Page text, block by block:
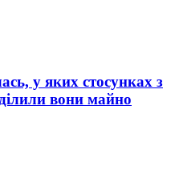
у яких стосунках з
вони майно